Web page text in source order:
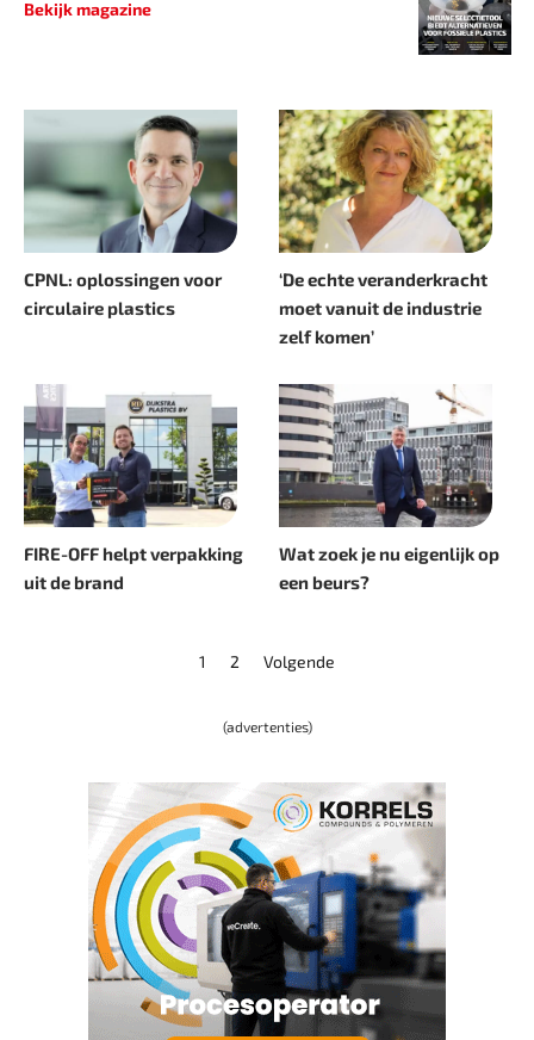
Bekijk magazine
CPNL: oplossingen voor
circulaire plastics
‘De echte veranderkracht
moet vanuit de industrie
zelf komen’
FIRE-OFF helpt verpakking
uit de brand
Wat zoek je nu eigenlijk op
een beurs?
1 2 Volgende
(advertenties)